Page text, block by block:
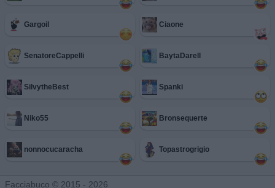
Gargoil Ciaone
SenatoreCappelli BaytaDarell
SilvytheBest Spanki
Niko55 Bronsequerte
nonnocucaracha Topastrogrigio
Facciabuco © 2015 - 2026